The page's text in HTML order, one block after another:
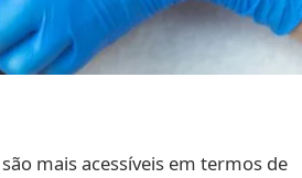
mais acessíveis em termos de